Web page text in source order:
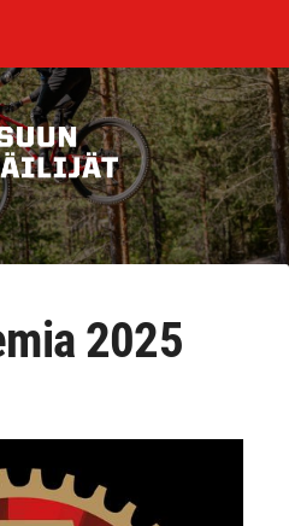
Joensuun Pyöräilijät ry
2025